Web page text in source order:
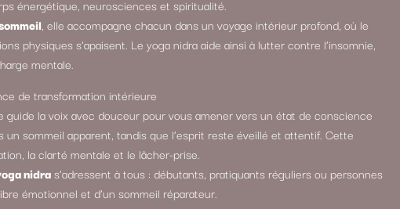
énergétique, neurosciences et spiritualité.
, elle accompagne chacun dans un voyage intérieur profond, où le
physiques s’apaisent. Le yoga nidra aide ainsi à lutter contre l’insomnie,
mentale.
de transformation intérieure
guide la voix avec douceur pour vous amener vers un état de conscience
sommeil apparent, tandis que l’esprit reste éveillé et attentif. Cette
la clarté mentale et le lâcher-prise.
nidras’adressent à tous : débutants, pratiquants réguliers ou personnes
émotionnel et d’un sommeil réparateur.